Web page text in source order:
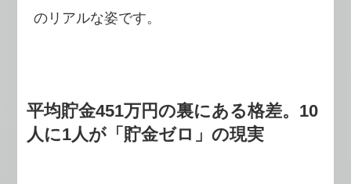
のリアルな姿です。
平均貯金451万円の裏にある格差。10
人に1人が「貯金ゼロ」の現実